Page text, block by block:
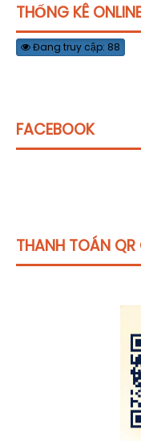
THỐNG KÊ
Đang truy cập: 88
FACEBOOK
THANH TOÁN QR